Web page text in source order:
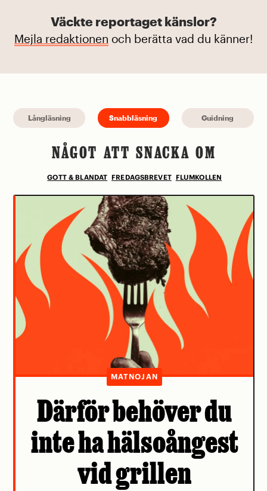
Väckte reportaget känslor?
Mejla redaktionen och berätta vad du känner!
Långläsning Snabbläsning Guidning
NÅGOT ATT SNACKA OM
GOTT & BLANDAT FREDAGSBREVET FLUMKOLLEN
MATNOJAN
Därför behöver du
inte ha hälsoångest
vid grillen